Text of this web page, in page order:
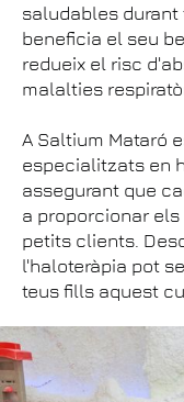
saludables durant
beneficia el seu
redueix el risc
malalties
A Saltium Mataró
especialitzats en
assegurant que
a proporcionar
petits clients.
l'haloteràpia pot
teus fills aquest